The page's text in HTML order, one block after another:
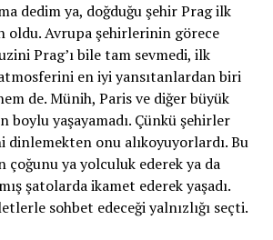
dedim ya, doğduğu şehir Prag ilk
Avrupa şehirlerinin görece
Prag’ı bile tam sevmedi, ilk
en iyi yansıtanlardan biri
de. Münih, Paris ve diğer büyük
boylu yaşayamadı. Çünkü şehirler
dinlemekten onu alıkoyuyorlardı. Bu
çoğunu ya yolculuk ederek ya da
şatolarda ikamet ederek yaşadı.
sohbet edeceği yalnızlığı seçti.